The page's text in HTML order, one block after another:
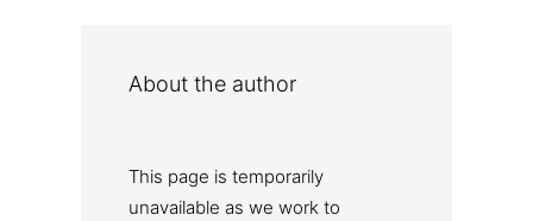
About the author
This page is temporarily
unavailable as we work to